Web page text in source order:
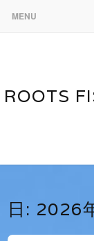
MENU
ROOTS
日: 2026